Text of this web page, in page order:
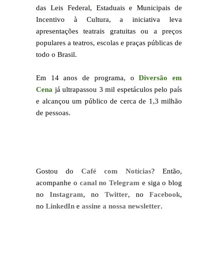
das Leis Federal, Estaduais e Municipais de
Incentivo à Cultura, a iniciativa leva
apresentações teatrais gratuitas ou a preços
populares a teatros, escolas e praças públicas de
todo o Brasil.
Em 14 anos de programa, oDiversão em
Cena já ultrapassou 3 mil espetáculos pelo país
e alcançou um público de cerca de 1,3 milhão
de pessoas.
Gostou do Café com Notícias? Então,
acompanhe o canal no Telegram e siga o blog
no Instagram, no Twitter, no Facebook,
no LinkedIn e assine a nossa newsletter.